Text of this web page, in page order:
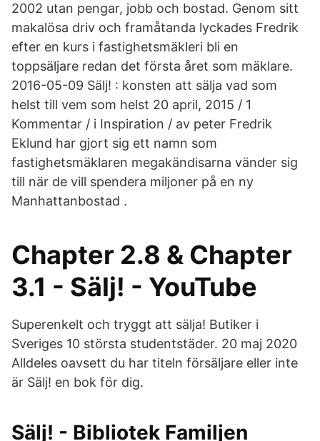
2002 utan pengar, jobb och bostad. Genom sitt
makalösa driv och framåtanda lyckades Fredrik
efter en kurs i fastighetsmäkleri bli en
toppsäljare redan det första året som mäklare.
2016-05-09 Sälj! : konsten att sälja vad som
helst till vem som helst 20 april, 2015 / 1
Kommentar / i Inspiration / av peter Fredrik
Eklund har gjort sig ett namn som
fastighetsmäklaren mega­kändisarna vänder sig
till när de vill spendera miljoner på en ny
Manhattanbostad .
Chapter 2.8 & Chapter
3.1 - Sälj! - YouTube
Superenkelt och tryggt att sälja! Butiker i
Sveriges 10 största studentstäder. 20 maj 2020
Alldeles oavsett du har titeln försäljare eller inte
är Sälj! en bok för dig.
Sälj! - Bibliotek Familjen